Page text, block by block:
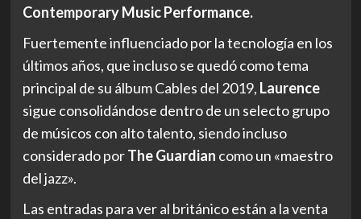
Contemporary Music Performance.
Fuertemente influenciado por la tecnología en los
últimos años, que incluso se quedó como tema
principal de su álbum Cables del 2019, Laurence
sigue consolidándose dentro de un selecto grupo
de músicos con alto talento, siendo incluso
considerado porThe Guardian como un «maestro
del jazz».
Las entradas para ver al británico están a la venta